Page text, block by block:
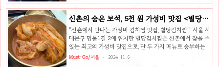
한 정식 구성의 대표 메뉴는 보쌈과 김치찌개가 함께 나오는
맛을 자랑하며, 김치찌개는 7가지 토핑 옵션(돼지고기, 부대,
참치, 순두부, 만두, 오뎅, 꽁치) 중 하나를 선택할 수 있어 취
향에 맞는 한 그릇을 즐길 수 있습니다. 김치찌개는 주문 후
바로 제공되어 기다리는 동안 찌개부터 흡입하는 재미도 있
습니다. 신선한 보쌈, 주문 즉시 삶아내는 정성보쌈은 주문
신촌의 숨은 보석, 5천 원 가성비 맛집 <별당김
치찜>
"신촌에서 만나는 가성비 김치찜 맛집, 별당김치찜" 서울 서
대문구 명물1길 2에 위치한 별당김치찜은 신촌에서 찾을 수
있는 최고의 가성비 맛집으로, 단 두 가지 메뉴로 승부하는
특별한 곳입니다. 김치찜과 제육볶음 메뉴가 각각 5천 원이
라는 착한 가격에 제공돼 학생과 직장인들 모두에게 큰 인기
Must-Go/서울 2024. 11. 6.